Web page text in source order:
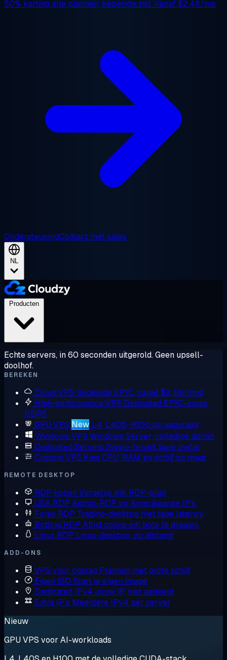
50% korting alle plannen, beperkte tijd. Vanaf$2.48/mo
OndersteuningContact met sales
NL
Echte servers, in 60 seconden uitgerold. Geen upsell-
doolhof.
BEREKEN
Cloud VPS Gedeelde EPYC, vanaf $2,48/mnd
High-performance VPS Dedicated EPYC-cores,
DDR5
GPU VPS New L4, L40S, H100 op aanvraag
Windows VPS Windows Server, volledige admin
Dedicated Servers Single-tenant bare metal
Custom VPS Kies CPU, RAM en schijf op maat
REMOTE DESKTOP
RDP kopen Vergelijk elk RDP-plan
USA RDP Admin-RDP op Amerikaanse IP's
Forex RDP Trading-desktop met lage latency
Botting RDP Altijd online om bots te draaien
Linux RDP Linux-desktop, op afstand
ADD-ONS
VPS voor opslag Plannen met grote schijf
Eigen ISO Start je eigen image
Dedicated IPv4 Jouw IP, niet gedeeld
Extra IP's Meerdere IPv4 per server
Nieuw
GPU VPS voor AI-workloads